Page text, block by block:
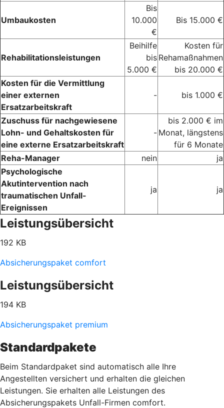
Umbaukosten
Bis
10.000
€
Bis 15.000 €
Rehabilitationsleistungen
Beihilfe
bis
5.000 €
Kosten für
Rehamaßnahmen
bis 20.000 €
Kosten für die Vermittlung
einer externen
Ersatzarbeitskraft
- bis 1.000 €
Zuschuss für nachgewiesene
Lohn- und Gehaltskosten für
eine externe Ersatzarbeitskraft
-
bis 2.000 € im
Monat, längstens
für 6 Monate
Reha-Manager
nein
ja
Psychologische
Akutintervention nach
traumatischen Unfall-
Ereignissen
ja ja
Leistungsübersicht
192 KB
Absicherungspaket comfort
Leistungsübersicht
194 KB
Absicherungspaket premium
Standardpakete
Beim Standardpaket sind automatisch alle Ihre
Angestellten versichert und erhalten die gleichen
Leistungen. Sie erhalten alle Leistungen des
Absicherungspakets Unfall-Firmen comfort.